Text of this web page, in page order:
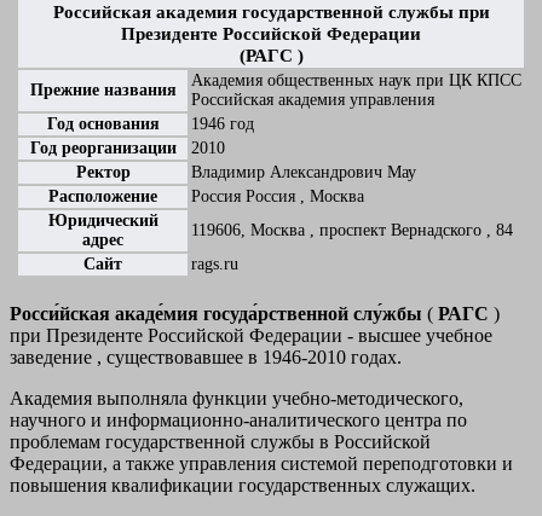
Российская академия государственной службы при
Президенте Российской Федерации
(РАГС )
Прежние названия
Академия общественных наук при ЦК КПСС
Российская академия управления
Год основания
1946 год
Год реорганизации
2010
Ректор
Владимир Александрович Мау
Расположение
Россия Россия , Москва
Юридический
адрес
119606, Москва , проспект Вернадского , 84
Сайт
rags.ru
Росси́йская акаде́мия госуда́рственной слу́жбы ( РАГС )
при Президенте Российской Федерации - высшее учебное
заведение , существовавшее в 1946-2010 годах.
Академия выполняла функции учебно-методического,
научного и информационно-аналитического центра по
проблемам государственной службы в Российской
Федерации, а также управления системой переподготовки и
повышения квалификации государственных служащих.